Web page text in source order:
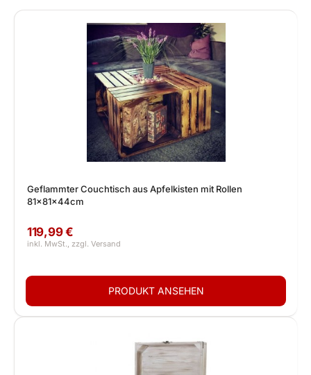
Geflammter Couchtisch aus Apfelkisten mit Rollen
81x81x44cm
119,99 €